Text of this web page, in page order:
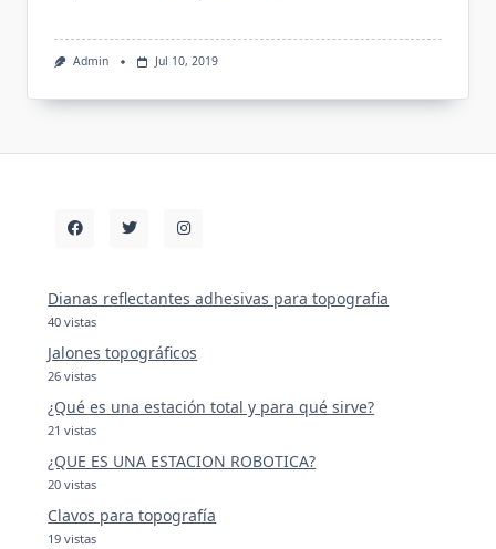
Admin Jul 10, 2019
Dianas reflectantes adhesivas para topografia
40 vistas
Jalones topográficos
26 vistas
¿Qué es una estación total y para qué sirve?
21 vistas
¿QUE ES UNA ESTACION ROBOTICA?
20 vistas
Clavos para topografía
19 vistas